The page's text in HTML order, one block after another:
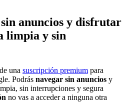
anuncios y disfrutar
limpia y sin
una suscripción premium para
Podrás navegar sin anuncios y
sin interrupciones y segura
no vas a acceder a ninguna otra